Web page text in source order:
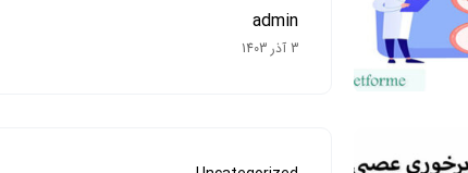
admin
3 آذر 1403